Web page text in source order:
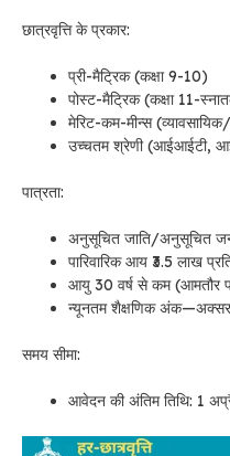
छात्रवृत्ति के प्रकार:
प्री-मैट्रिक (कक्षा 9-10)
पोस्ट-मैट्रिक (कक्षा 11-
मेरिट-कम-मीन्स
उच्चतम श्रेणी (आईआईटी,
पात्रता:
अनुसूचित जाति/अनुसूचित
पारिवारिक आय ₹3.5 लाख
आयु 30 वर्ष से कम (आमतौर
न्यूनतम शैक्षणिक अंक—अक्सर
समय सीमा:
आवेदन की अंतिम तिथि: 1